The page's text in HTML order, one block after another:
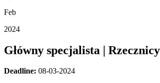
Feb
2024
Główny specjalista |
Deadline: 08-03-2024